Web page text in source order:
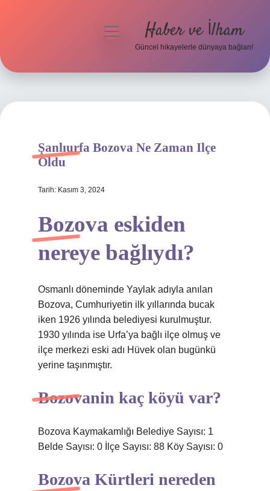
Hakkımızda
menüyü
Haber ve İlham
Güncel hikayelerle dünyaya bağlan!
Şanlıurfa Bozova Ne Zaman Ilçe
Oldu
Tarih: Kasım 3, 2024
Bozova eskiden
nereye bağlıydı?
Osmanlı döneminde Yaylak adıyla anılan
Bozova, Cumhuriyetin ilk yıllarında bucak
iken 1926 yılında belediyesi kurulmuştur.
1930 yılında ise Urfa’ya bağlı ilçe olmuş ve
ilçe merkezi eski adı Hüvek olan bugünkü
yerine taşınmıştır.
Bozovanin kaç köyü var?
Bozova Kaymakamlığı Belediye Sayısı: 1
Belde Sayısı: 0 İlçe Sayısı: 88 Köy Sayısı: 0
Bozova Kürtleri nereden